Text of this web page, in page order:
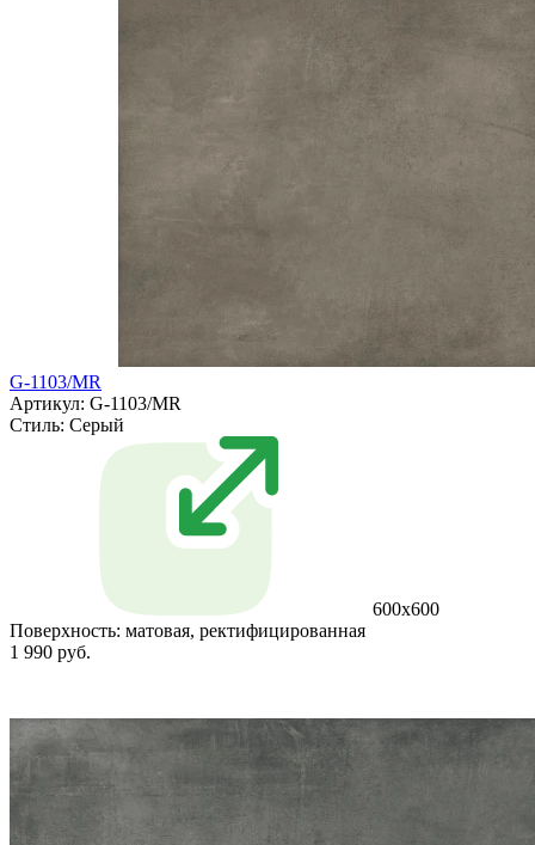
G-1103/MR
Артикул: G-1103/MR
Стиль: Серый
600x600
Поверхность: матовая, ректифицированная
1 990 руб.